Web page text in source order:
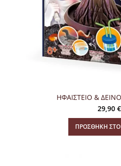
ΗΦΑΙΣΤΕΙΟ &
29,90 €
ΠΡΟΣΘΉΚΗ ΣΤΟ